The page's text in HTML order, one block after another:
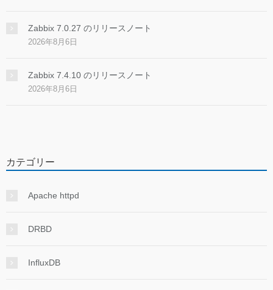
Zabbix 7.0.27 のリリースノート
2026年8月6日
Zabbix 7.4.10 のリリースノート
2026年8月6日
カテゴリー
Apache httpd
DRBD
InfluxDB